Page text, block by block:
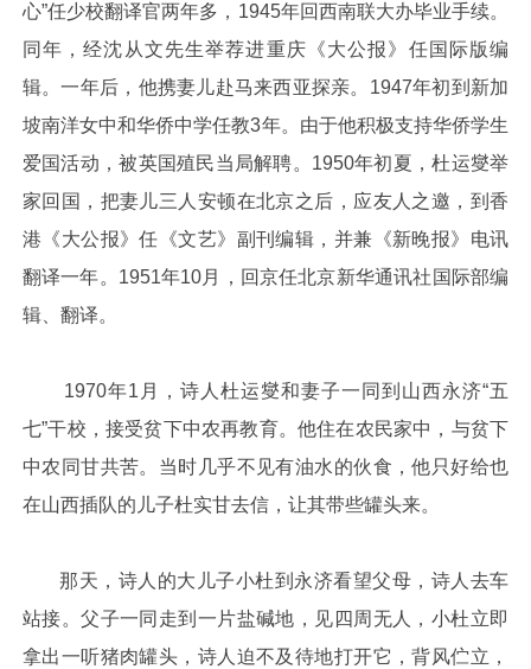
心”任少校翻译官两年多，1945年回西南联大办毕业手续。
同年，经沈从文先生举荐进重庆《大公报》任国际版编
辑。一年后，他携妻儿赴马来西亚探亲。1947年初到新加
坡南洋女中和华侨中学任教3年。由于他积极支持华侨学生
爱国活动，被英国殖民当局解聘。1950年初夏，杜运燮举
家回国，把妻儿三人安顿在北京之后，应友人之邀，到香
港《大公报》任《文艺》副刊编辑，并兼《新晚报》电讯
翻译一年。1951年10月，回京任北京新华通讯社国际部编
辑、翻译。
1970年1月，诗人杜运燮和妻子一同到山西永济“五
七”干校，接受贫下中农再教育。他住在农民家中，与贫下
中农同甘共苦。当时几乎不见有油水的伙食，他只好给也
在山西插队的儿子杜实甘去信，让其带些罐头来。
那天，诗人的大儿子小杜到永济看望父母，诗人去车
站接。父子一同走到一片盐碱地，见四周无人，小杜立即
拿出一听猪肉罐头，诗人迫不及待地打开它，背风伫立，